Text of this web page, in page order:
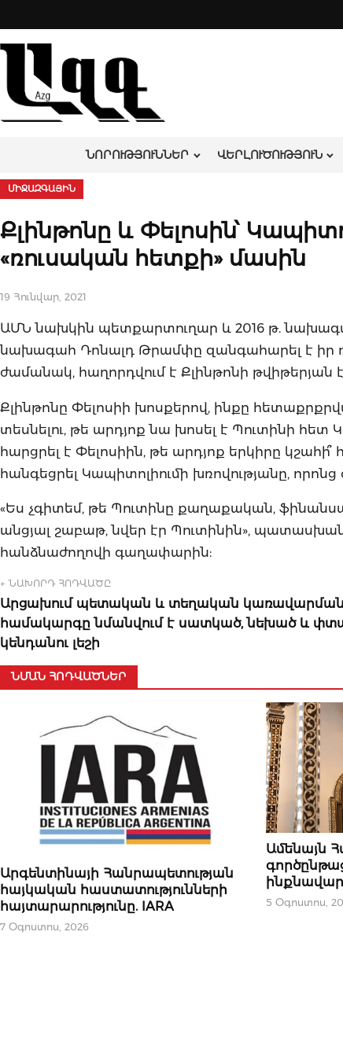
to
content
ՆՈՐՈՒԹՅՈՒՆՆԵՐ ՎԵՐԼՈՒԾՈՒԹՅՈՒՆ
ՄԻՋԱԶԳԱՅԻՆ
Քլինթոնը և Փելոսին՝
«ռուսական հետքի» մասին
19 Հունվար, 2021
ԱՄՆ նախկին պետքարտուղար և 2016 թ.
նախագահ Դոնալդ Թրամփը զանգահարել է իր
ժամանակ, հաղորդվում է Քլինթոնի թվիթերյան
Քլինթոնը Փելոսիի խոսքերով, ինքը
տեսնելու, թե արդյոք նա խոսել է Պուտինի
հարցրել է Փելոսիին, թե արդյոք երկիրը
հանգեցրել Կապիտոլիումի խռովությանը,
«Ես չգիտեմ, թե Պուտինը քաղաքական,
անցյալ շաբաթ, նվեր էր Պուտինին»,
հանձնաժողովի գաղափարին:
← ՆԱԽՈՐԴ ՀՈԴՎԱԾԸ
Արցախում պետական և տեղական կառավարման
համակարգը նմանվում է սատկած, նեխած և
կենդանու լեշի
ՆՄԱՆ ՀՈԴՎԱԾՆԵՐ
ԿԱՐԵՎՈՐԸ
Արգենտինայի Հանրապետության
հայկական հաստատությունների
հայտարարությունը. IARA
7 Օգոստոս, 2026
ՄԻՋԱԶԳԱՅԻՆ
Ամենայն
5 Օգոստոս,